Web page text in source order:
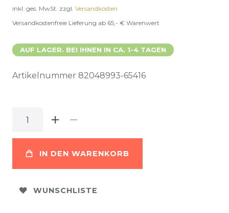
inkl. ges. MwSt. zzgl. Versandkosten
Versandkostenfreie Lieferung ab 65,- € Warenwert
AUF LAGER. BEI IHNEN IN CA. 1-4 TAGEN
Artikelnummer 82048993-65416
IN DEN WARENKORB
WUNSCHLISTE